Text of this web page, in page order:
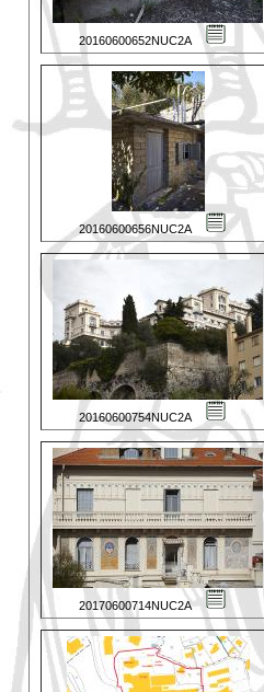
20160600652NUC2A
20160600656NUC2A
20160600754NUC2A
20170600714NUC2A